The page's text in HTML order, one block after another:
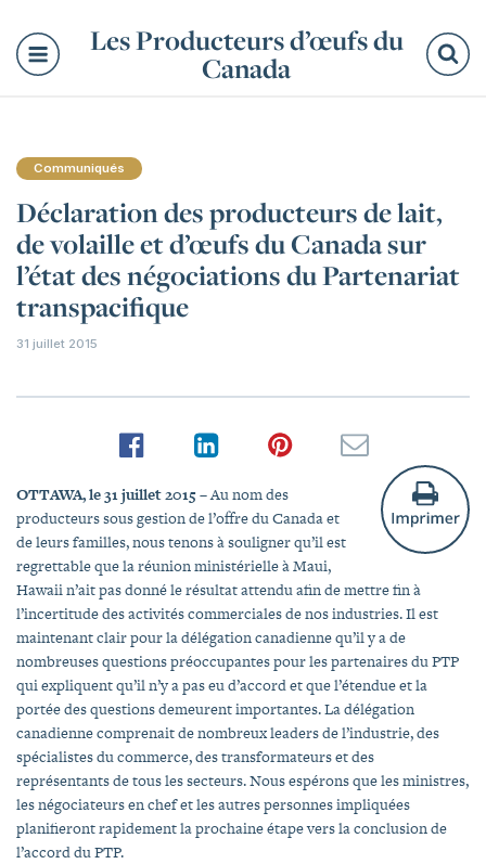
Les Producteurs d’œufs du
Canada
Communiqués
Déclaration des producteurs de lait,
de volaille et d’œufs du Canada sur
l’état des négociations du Partenariat
transpacifique
31 juillet 2015
OTTAWA, le 31 juillet 2015– Au nom des
producteurs sous gestion de l’offre du Canada et
de leurs familles, nous tenons à souligner qu’il est
regrettable que la réunion ministérielle à Maui,
Hawaii n’ait pas donné le résultat attendu afin de mettre fin à
l’incertitude des activités commerciales de nos industries. Il est
maintenant clair pour la délégation canadienne qu’il y a de
nombreuses questions préoccupantes pour les partenaires du PTP
qui expliquent qu’il n’y a pas eu d’accord et que l’étendue et la
portée des questions demeurent importantes. La délégation
canadienne comprenait de nombreux leaders de l’industrie, des
spécialistes du commerce, des transformateurs et des
représentants de tous les secteurs. Nous espérons que les ministres,
les négociateurs en chef et les autres personnes impliquées
planifieront rapidement la prochaine étape vers la conclusion de
l’accord du PTP.